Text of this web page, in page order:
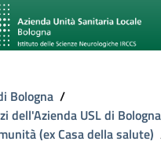
Bologna /
dell'Azienda USL di Bologna
(ex Casa della salute)